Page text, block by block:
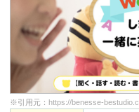
※引用元： https://benesse-